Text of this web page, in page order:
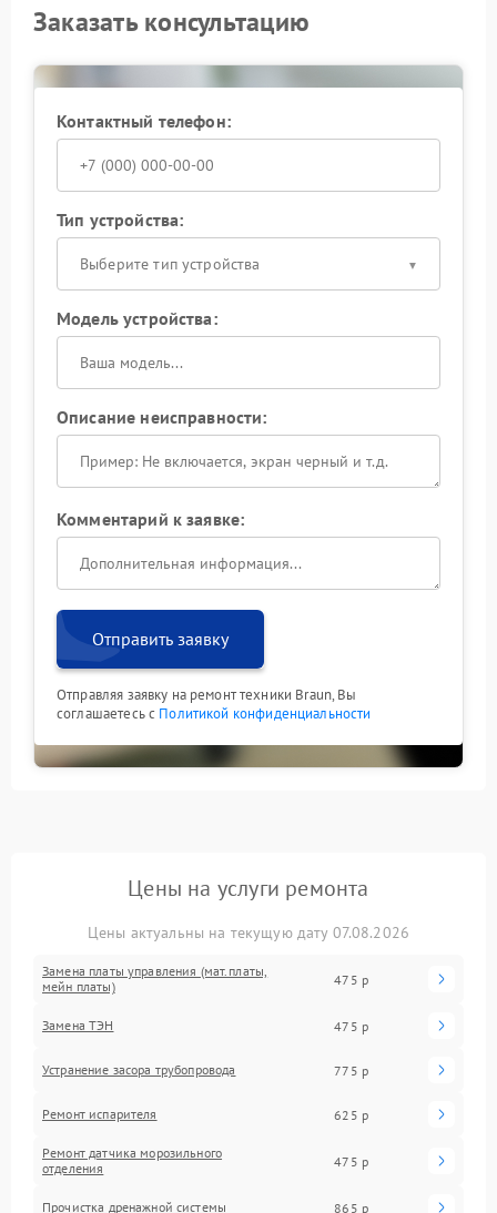
Заказать консультацию
Контактный телефон:
Тип устройства:
Выберите тип устройства
Модель устройства:
Описание неисправности:
Комментарий к заявке:
Отправить заявку
Отправляя заявку на ремонт техники Braun, Вы
соглашаетесь с Политикой конфиденциальности
Цены на услуги ремонта
Цены актуальны на текущую дату 07.08.2026
Замена платы управления (мат.платы,
мейн платы)
475 р
Замена ТЭН 475 р
Устранение засора трубопровода 775 р
Ремонт испарителя 625 р
Ремонт датчика морозильного
отделения
475 р
Прочистка дренажной системы 865 р